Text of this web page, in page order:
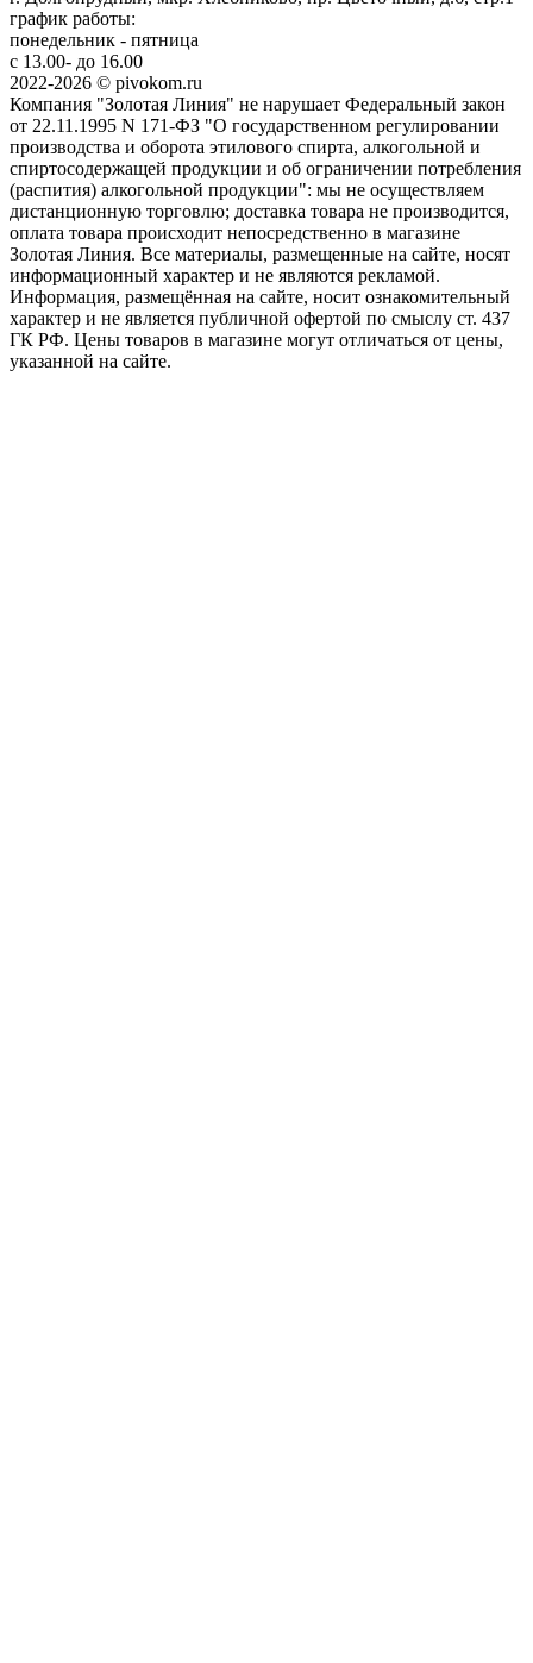
график работы:
понедельник - пятница
с 13.00- до 16.00
2022-2026 © pivokom.ru
Компания "Золотая Линия" не нарушает Федеральный закон
от 22.11.1995 N 171-ФЗ "О государственном регулировании
производства и оборота этилового спирта, алкогольной и
спиртосодержащей продукции и об ограничении потребления
(распития) алкогольной продукции": мы не осуществляем
дистанционную торговлю; доставка товара не производится,
оплата товара происходит непосредственно в магазине
Золотая Линия. Все материалы, размещенные на сайте, носят
информационный характер и не являются рекламой.
Информация, размещённая на сайте, носит ознакомительный
характер и не является публичной офертой по смыслу ст. 437
ГК РФ. Цены товаров в магазине могут отличаться от цены,
указанной на сайте.